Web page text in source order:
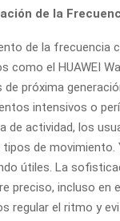
de la
de la frecuencia
como el HUAWEI
de próxima
intensivos o
de actividad, los
de movimiento.
útiles. La
preciso, incluso en
regular el ritmo y